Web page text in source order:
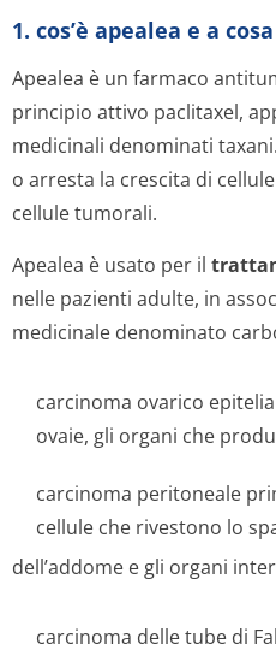
1. cos’è apealea e a
Apealea è un farmaco
principio attivo paclitaxel,
medicinali denominati
o arresta la crescita di
cellule tumorali.
Apealea è usato per il
nelle pazienti adulte, in
medicinale denominato
carcinoma ovarico
ovaie, gli organi che
carcinoma peritoneale
cellule che rivestono lo
dell’addome e gli organi
carcinoma delle tube di